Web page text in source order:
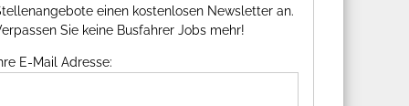
einen kostenlosen Newsletter an.
Sie keine Busfahrer Jobs mehr!
E-Mail Adresse: